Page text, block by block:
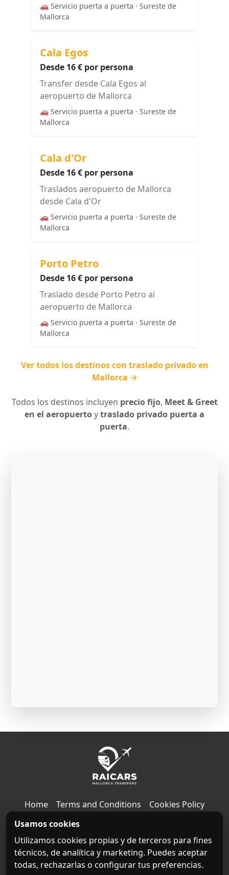
🚗 Servicio puerta a puerta · Sureste de
Mallorca
Cala Egos
Desde 16 € por persona
Transfer desde Cala Egos al
aeropuerto de Mallorca
🚗 Servicio puerta a puerta · Sureste de
Mallorca
Cala d'Or
Desde 16 € por persona
Traslados aeropuerto de Mallorca
desde Cala d'Or
🚗 Servicio puerta a puerta · Sureste de
Mallorca
Porto Petro
Desde 16 € por persona
Traslado desde Porto Petro al
aeropuerto de Mallorca
🚗 Servicio puerta a puerta · Sureste de
Mallorca
Ver todos los destinos con traslado privado en
Mallorca →
Todos los destinos incluyen precio fijo, Meet & Greet
en el aeropuertoytraslado privado puerta a
puerta.
Home Terms and Conditions
Cookies Policy
Privacy Policy
Destinations
Usamos cookies
Utilizamos cookies propias y de terceros para fines
técnicos, de analítica y marketing. Puedes aceptar
todas, rechazarlas o configurar tus preferencias.